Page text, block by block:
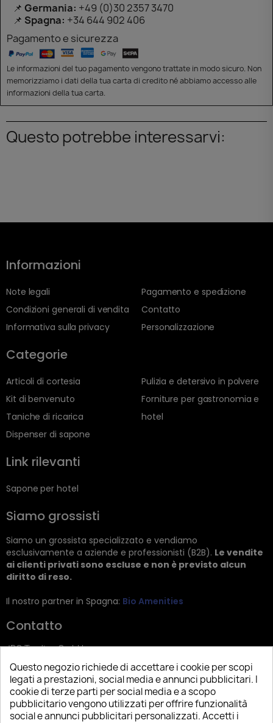
📌 Germania: +49 (0)30 2357 3470
📌 Spagna: +34 644 902 406
Pagamento e sicurezza
Le informazioni del tuo pagamento vengono trattate in modo sicuro. Non
memorizziamo i dati della tua carta di credito né abbiamo accesso alle
informazioni della tua carta.
Questo potrebbe interessarvi:
Informazioni
Note legali
Condizioni generali di vendita
Informativa sulla privacy
Pagamento e spedizione
Contatto
Personalizzazione
Categorie
Articoli di cortesia
Kit di benvenuto
Taniche di ricarica
Dispenser di sapone
Pulizia e detersivo in polvere
Forniture per gastronomia e
hotel
Link rilevanti
Sapone per hotel
Siamo grossisti
Siamo un grossista specializzato e vendiamo
esclusivamente a aziende e professionisti (B2B). Le vendite
ai clienti privati sono escluse e non è previsto alcun
diritto di reso.
Il nostro partner in Spagna: Bio Amenities
Contatto
JRG Trading GmbH
Zietenstr. 9
12244 Berlin
Tel: +49 (0)30 2357 3470
Questo negozio richiede di accettare i cookie per scopi
legati a prestazioni, social media e annunci pubblicitari. I
cookie di terze parti per social media e a scopo
pubblicitario vengono utilizzati per offrire funzionalità
social e annunci pubblicitari personalizzati. Accetti i